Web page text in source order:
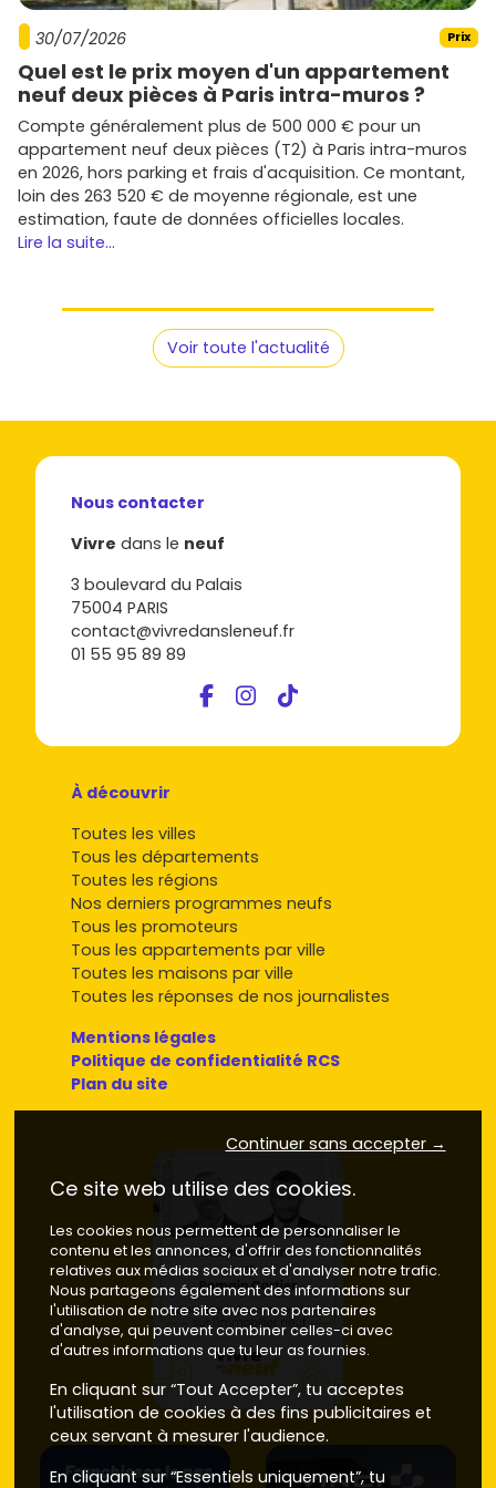
de construction.
Kaufman & BroadetIcade: résidences
contemporaines, bonnes prestations et services.
Bati-Armor
bretons solides, à l'aise sur les marchés du Morbihan
avec une vraie connaissance locale.
Consulte les fiches programmessurVivre dans le neuf
pour comparer les garanties, le calendrier prévisionnel et
les options de personnalisation.
Pour mettre toutes les chances de ton côté et avancer
sereinement, suis ces étapes clés.
financement(banque, courtier, PTZ si éligible).
périphérie) et tes critères non négociables (surface,
Compare lesplans
surVivre dans le neuf
Anticipe lesdélais (VEFA) et vérifie le calendrier des
appels de fonds.
Valide lescharges prévisionnelles
transports/écoles selon ton usage.
Envie de passer à l'action ? Parcours les annonces
par quartier et par budget, et réserve une visite de
à Quéven le bon compromis entre
30/07/2026 Prix
Quel est le prix moyen d'un appartement
neuf deux pièces à Paris intra-muros ?
Compte généralement plus de 500 000 € pour un
appartement neuf deux pièces (T2) à Paris intra-muros
en 2026, hors parking et frais d'acquisition. Ce montant,
loin des 263 520 € de moyenne régionale, est une
estimation, faute de données officielles locales.
Lire la suite...
Voir toute l'actualité
Nous contacter
Vivre dans le neuf
3 boulevard du Palais
75004 PARIS
contact@vivredansleneuf.fr
01 55 95 89 89
À découvrir
Toutes les villes
Tous les départements
Toutes les régions
Nos derniers programmes neufs
Tous les promoteurs
Tous les appartements par ville
Toutes les maisons par ville
Toutes les réponses de nos journalistes
Mentions légales
Politique de confidentialité RCS
Plan du site
Continuer sans accepter →
Ce site web utilise des cookies.
Les cookies nous permettent de personnaliser le
contenu et les annonces, d'offrir des fonctionnalités
relatives aux médias sociaux et d'analyser notre trafic.
Nous partageons également des informations sur
l'utilisation de notre site avec nos partenaires
d'analyse, qui peuvent combiner celles-ci avec
d'autres informations que tu leur as fournies.
En cliquant sur “Tout Accepter”, tu acceptes
l'utilisation de cookies à des fins publicitaires et
ceux servant à mesurer l'audience.
En cliquant sur “Essentiels uniquement”, tu